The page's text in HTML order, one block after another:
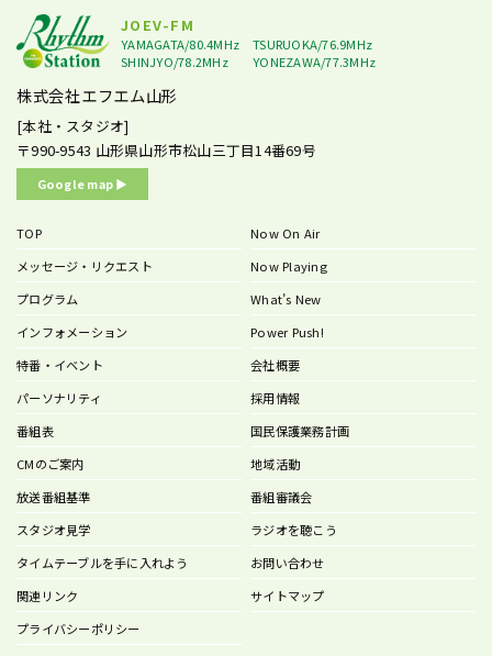
JOEV-FM
YAMAGATA/80.4MHz
TSURUOKA/76.9MHz
SHINJYO/78.2MHz
YONEZAWA/77.3MHz
株式会社エフエム山形
[本社・スタジオ]
〒990-9543 山形県山形市松山三丁目14番69号
Google map ▶︎
TOP
メッセージ・リクエスト
プログラム
インフォメーション
特番・イベント
パーソナリティ
番組表
CMのご案内
Now On Air
Now Playing
What’s New
Power Push!
会社概要
採用情報
国民保護業務計画
地域活動
放送番組基準
番組審議会
スタジオ見学
ラジオを聴こう
タイムテーブルを手に入れよう
お問い合わせ
関連リンク
サイトマップ
プライバシーポリシー